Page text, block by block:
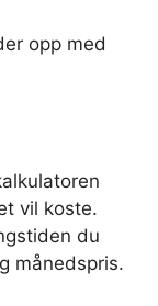
opp med
vil koste.
du
månedspris.